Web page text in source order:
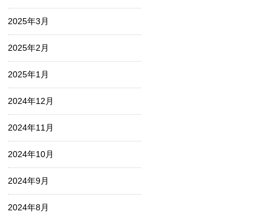
2025年3月
2025年2月
2025年1月
2024年12月
2024年11月
2024年10月
2024年9月
2024年8月